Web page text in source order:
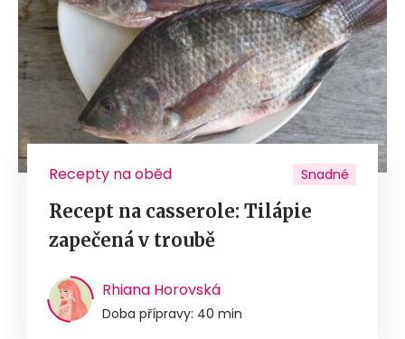
Recepty na oběd Snadné
Recept na casserole: Tilápie
zapečená v troubě
Rhiana Horovská
Doba přípravy: 40 min